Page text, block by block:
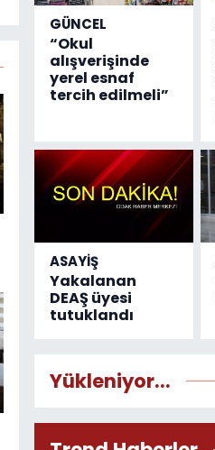
GÜNCEL
“Okul
alışverişinde
yerel esnaf
tercih edilmeli”
ASAYİŞ
Yakalanan
DEAŞ üyesi
tutuklandı
Yükleniyor...